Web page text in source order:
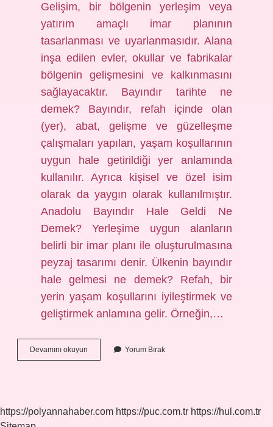
Gelişim, bir bölgenin yerleşim veya
yatırım amaçlı imar planının
tasarlanması ve uyarlanmasıdır. Alana
inşa edilen evler, okullar ve fabrikalar
bölgenin gelişmesini ve kalkınmasını
sağlayacaktır. Bayındır tarihte ne
demek? Bayındır, refah içinde olan
(yer), abat, gelişme ve güzelleşme
çalışmaları yapılan, yaşam koşullarının
uygun hale getirildiği yer anlamında
kullanılır. Ayrıca kişisel ve özel isim
olarak da yaygın olarak kullanılmıştır.
Anadolu Bayındır Hale Geldi Ne
Demek? Yerleşime uygun alanların
belirli bir imar planı ile oluşturulmasına
peyzaj tasarımı denir. Ülkenin bayındır
hale gelmesi ne demek? Refah, bir
yerin yaşam koşullarını iyileştirmek ve
geliştirmek anlamına gelir. Örneğin,…
Devamını okuyun Bayındır
Hale
Yorum Bırak
https://polyannahaber.com https://puc.com.tr https://hul.com.tr